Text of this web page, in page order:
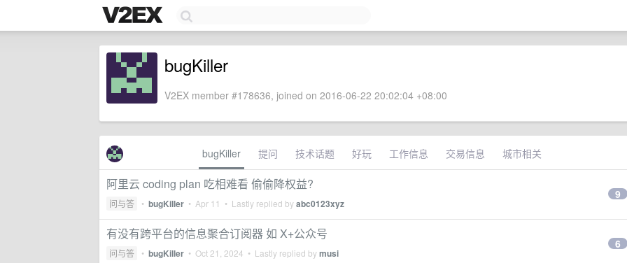
bugKiller
V2EX member #178636, joined on 2016-06-22 20:02:04 +08:00
bugKiller 提问 技术话题 好玩 工作信息 交易信息 城市相关
阿里云 coding plan 吃相难看 偷偷降权益?
问与答 • bugKiller • Apr 11 • Lastly replied byabc0123xyz
9
有没有跨平台的信息聚合订阅器 如 X+公众号
问与答 • bugKiller • Oct 21, 2024 • Lastly replied bymusi
6